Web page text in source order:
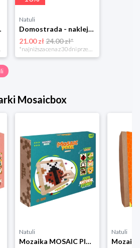
Natuli
Domostrada - naklejaj ulice Zuzutoys
21.00 zł 24.00 zł*
*najniższa cena z 30 dni przed obniżką
Mosaicbox
Natuli
Mozaika MOSAIC PIXEL Zwierzęta Mosaicbox
Natuli